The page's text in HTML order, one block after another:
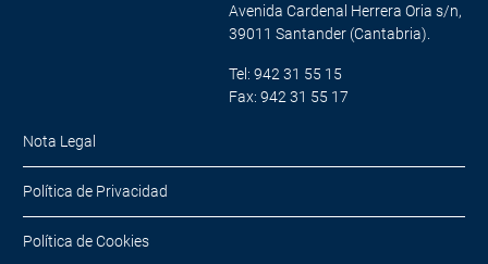
Avenida Cardenal Herrera Oria s/n,
39011 Santander (Cantabria).
Tel: 942 31 55 15
Fax: 942 31 55 17
Nota Legal
Política de Privacidad
Política de Cookies